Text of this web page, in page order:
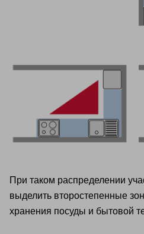
При таком распределении
выделить второстепенные
хранения посуды и бытовой